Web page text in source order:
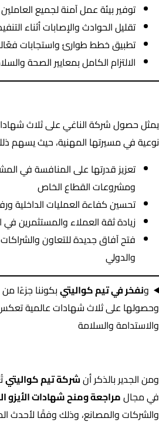
توفير بيئة عمل آمنة لجميع العاملين
تقليل الحوادث والإصابات أثناء
تطبيق خطط طوارئ واستجابات
الالتزام الكامل بمعايير الصحة
يمثل حصول شركة الناغي على ثلاث
نوعية في مسيرتها المهنية، حيث يسهم
تعزيز قدرتها على المنافسة في
ومشروعات القطاع الخاص
تحسين كفاءة العمليات الداخلية
زيادة ثقة العملاء والمستثمرين في
فتح آفاق جديدة للتعاون
والدولي
ونفخر في تيم كواليتيبكوننا جزءًا
وحصولها على ثلاث شهادات عالمية تعكس
والاستدامة والسلامة
ومن الجدير بالذكر أنشركة تيم كواليتي
في مجالمراجعة ومنح شهادات الأيزو
والشركات والمصانع، وذلك وفقًا لأحدث